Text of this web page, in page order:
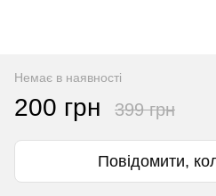
Немає в наявності
200 грн 399 грн
Повідомити,